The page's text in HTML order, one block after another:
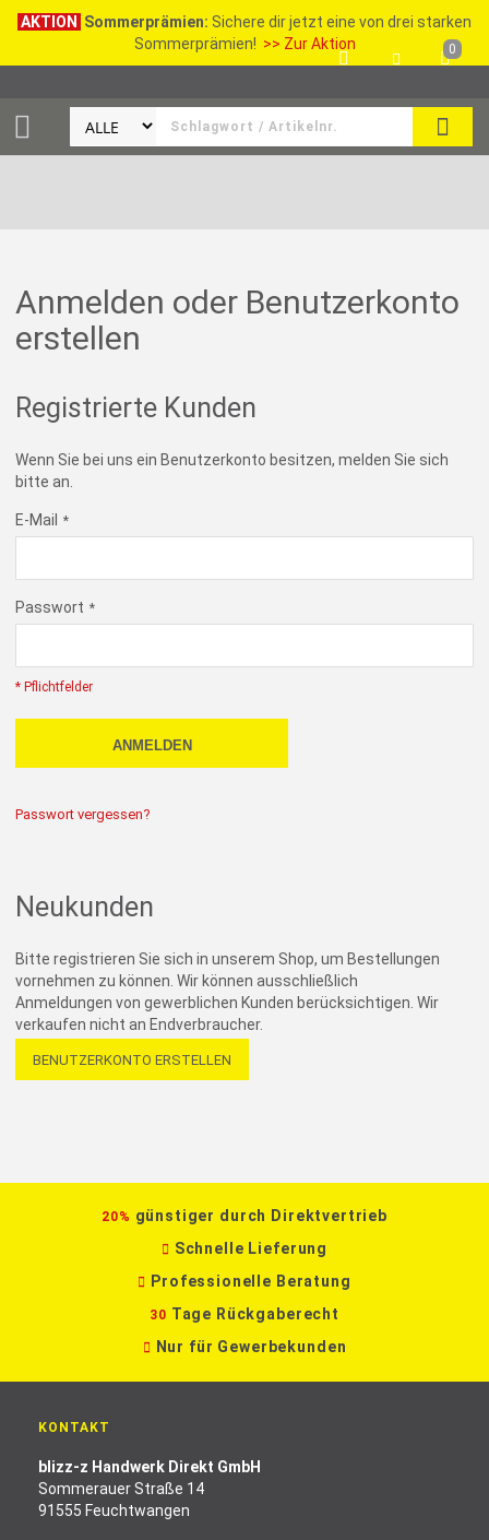
AKTION Sommerprämien: Sichere dir jetzt eine von drei starken
Sommerprämien! >> Zur Aktion 0
Anmelden oder Benutzerkonto
erstellen
Registrierte Kunden
Wenn Sie bei uns ein Benutzerkonto besitzen, melden Sie sich
bitte an.
E-Mail
Passwort
* Pflichtfelder
ANMELDEN
Passwort vergessen?
Neukunden
Bitte registrieren Sie sich in unserem Shop, um Bestellungen
vornehmen zu können. Wir können ausschließlich
Anmeldungen von gewerblichen Kunden berücksichtigen. Wir
verkaufen nicht an Endverbraucher.
BENUTZERKONTO ERSTELLEN
20% günstiger durch Direktvertrieb
Schnelle Lieferung
Professionelle Beratung
30 Tage Rückgaberecht
Nur für Gewerbekunden
KONTAKT
blizz-z Handwerk Direkt GmbH
Sommerauer Straße 14
91555 Feuchtwangen